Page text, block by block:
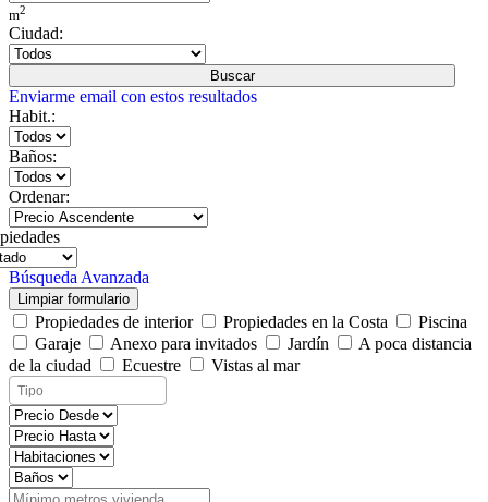
m2
Ciudad:
Buscar
Enviarme email con estos resultados
Habit.:
Baños:
Ordenar:
Búsqueda Avanzada
Limpiar formulario
Propiedades de interior Propiedades en la Costa
Piscina
Garaje
Anexo para invitados Jardín
A poca distancia
de la ciudad
Ecuestre Vistas al mar